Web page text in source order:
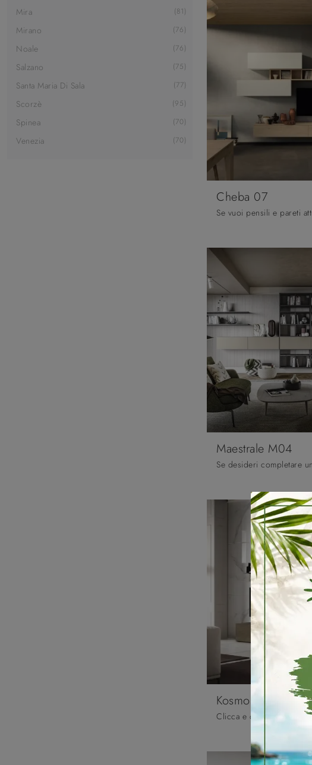
Mira 81
Mirano 76
Noale 76
Salzano 75
Santa Maria Di Sala 77
Scorzè 95
Spinea 70
Venezia 70
Cheba 07
Maestrale M04
Kosmos KC119